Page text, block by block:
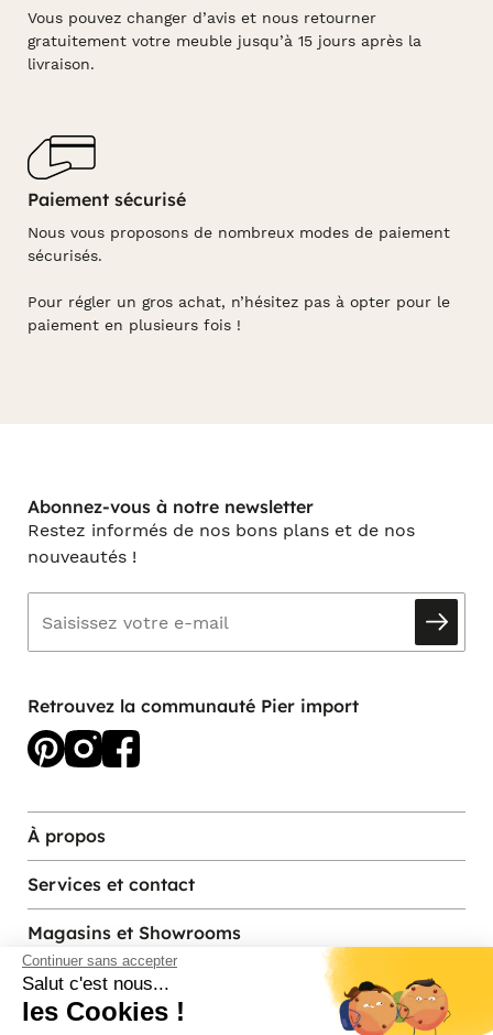
Continuer sans accepter
Salut c'est nous...
les Cookies !
Vous pouvez changer d’avis et nous retourner
gratuitement votre meuble jusqu’à 15 jours après la
livraison.
Paiement sécurisé
Nous vous proposons de nombreux modes de paiement
sécurisés.
Pour régler un gros achat, n’hésitez pas à opter pour le
paiement en plusieurs fois !
Abonnez-vous à notre newsletter
Restez informés de nos bons plans et de nos
nouveautés !
Retrouvez la communauté Pier import
À propos
Services et contact
Magasins et Showrooms
Modes de paiement acceptés